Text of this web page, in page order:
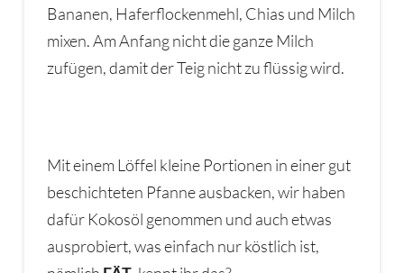
Bananen, Haferflockenmehl, Chias und Milch
mixen. Am Anfang nicht die ganze Milch
zufügen, damit der Teig nicht zu flüssig wird.
Mit einem Löffel kleine Portionen in einer gut
beschichteten Pfanne ausbacken, wir haben
dafür Kokosöl genommen und auch etwas
ausprobiert, was einfach nur köstlich ist,